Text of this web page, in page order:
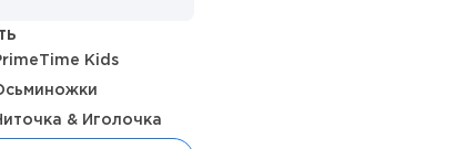
Kids
& Иголочка